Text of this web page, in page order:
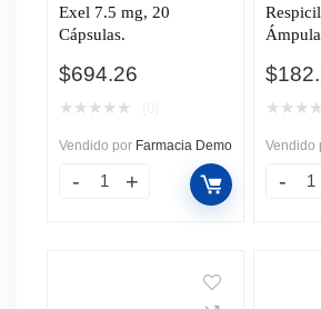
Exel 7.5 mg, 20
Cápsulas.
$694.26
★ ★ ★ ★ ★
Vendido por Farmacia Demo
$
★ ★ ★ ★
Vendido